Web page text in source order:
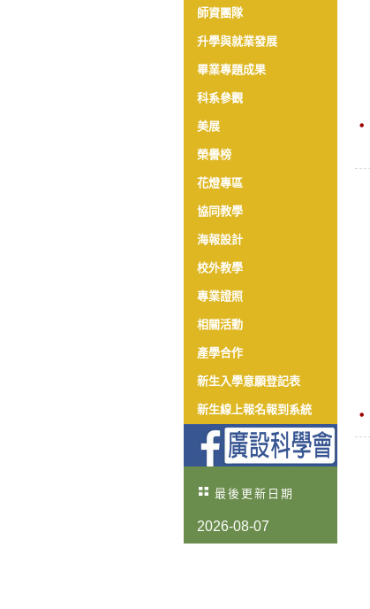
師資團隊
升學與就業發展
畢業專題成果
科系參觀
美展
榮譽榜
花燈專區
協同教學
海報設計
校外教學
專業證照
相關活動
產學合作
新生入學意願登記表
新生線上報名報到系統
最後更新日期
2026-08-07